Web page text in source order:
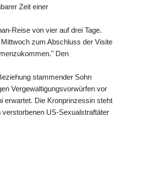
Zeit einer
Reise von vier auf drei Tage.
zum Abschluss der Visite
Den
stammender Sohn
Vergewaltigungsvorwürfen vor
erwartet. Die Kronprinzessin steht
US-Sexualstraftäter